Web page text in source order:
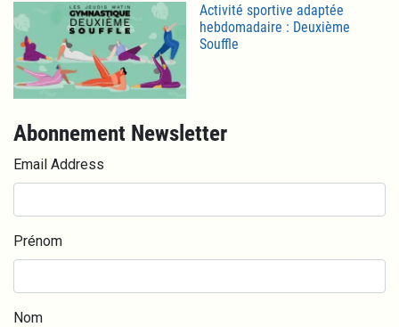
Activité sportive adaptée
hebdomadaire : Deuxième
Souffle
Abonnement Newsletter
Email Address
Prénom
Nom